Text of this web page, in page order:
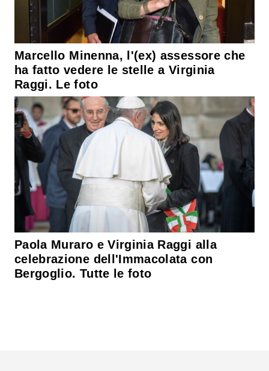
Marcello Minenna, l'(ex) assessore che
ha fatto vedere le stelle a Virginia
Raggi. Le foto
Paola Muraro e Virginia Raggi alla
celebrazione dell'Immacolata con
Bergoglio. Tutte le foto